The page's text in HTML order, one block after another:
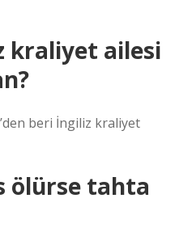
kraliyet ailesi
beri İngiliz kraliyet
ölürse tahta